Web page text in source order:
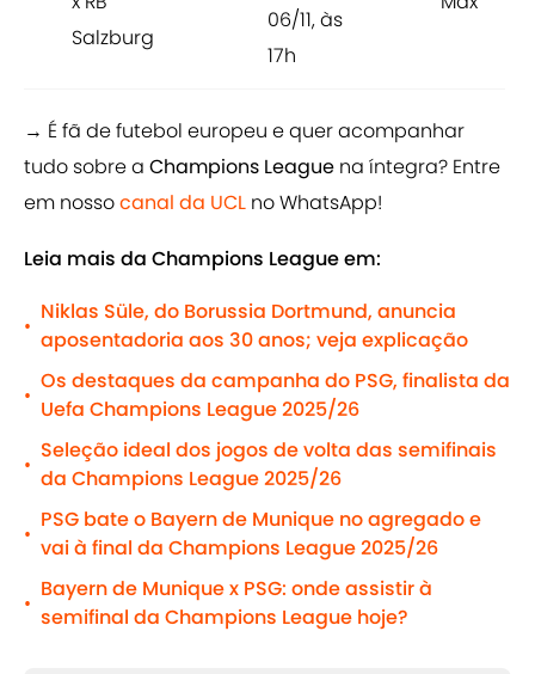
Salzburg
06/11, às
17h
→ É fã de futebol europeu e quer acompanhar
tudo sobre a Champions League na íntegra? Entre
em nossocanal da UCL no WhatsApp!
Leia mais da Champions League em:
•
Niklas Süle, do Borussia Dortmund, anuncia
aposentadoria aos 30 anos; veja explicação
•
Os destaques da campanha do PSG, finalista da
Uefa Champions League 2025/26
•
Seleção ideal dos jogos de volta das semifinais
da Champions League 2025/26
•
PSG bate o Bayern de Munique no agregado e
vai à final da Champions League 2025/26
•
Bayern de Munique x PSG: onde assistir à
semifinal da Champions League hoje?